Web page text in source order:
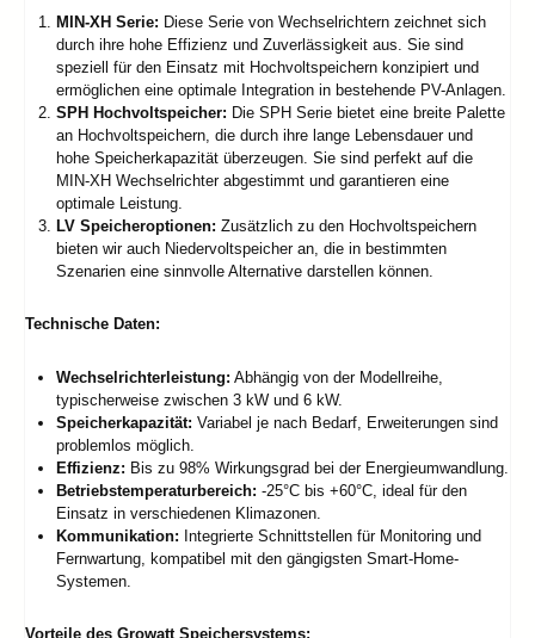
MIN-XH Serie: Diese Serie von Wechselrichtern zeichnet sich
durch ihre hohe Effizienz und Zuverlässigkeit aus. Sie sind
speziell für den Einsatz mit Hochvoltspeichern konzipiert und
ermöglichen eine optimale Integration in bestehende PV-Anlagen.
SPH Hochvoltspeicher: Die SPH Serie bietet eine breite Palette
an Hochvoltspeichern, die durch ihre lange Lebensdauer und
hohe Speicherkapazität überzeugen. Sie sind perfekt auf die
MIN-XH Wechselrichter abgestimmt und garantieren eine
optimale Leistung.
LV Speicheroptionen: Zusätzlich zu den Hochvoltspeichern
bieten wir auch Niedervoltspeicher an, die in bestimmten
Szenarien eine sinnvolle Alternative darstellen können.
Technische Daten:
Wechselrichterleistung: Abhängig von der Modellreihe,
typischerweise zwischen 3 kW und 6 kW.
Speicherkapazität: Variabel je nach Bedarf, Erweiterungen sind
problemlos möglich.
Effizienz: Bis zu 98% Wirkungsgrad bei der Energieumwandlung.
Betriebstemperaturbereich: -25°C bis +60°C, ideal für den
Einsatz in verschiedenen Klimazonen.
Kommunikation: Integrierte Schnittstellen für Monitoring und
Fernwartung, kompatibel mit den gängigsten Smart-Home-
Systemen.
Vorteile des Growatt Speichersystems: